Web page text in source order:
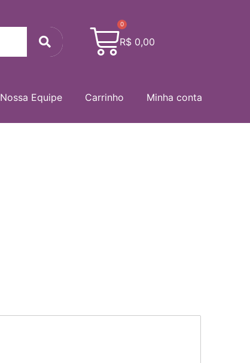
Search
R$ 0,00
0
Cart
Nossa Equipe Carrinho Minha conta